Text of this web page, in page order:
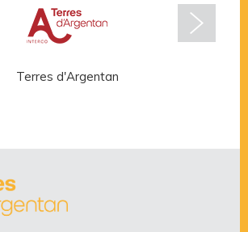
Terres d'Argentan